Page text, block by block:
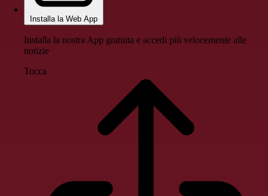
Installa la Web App
Installa la nostra App gratuita e accedi più velocemente alle
notizie
Tocca